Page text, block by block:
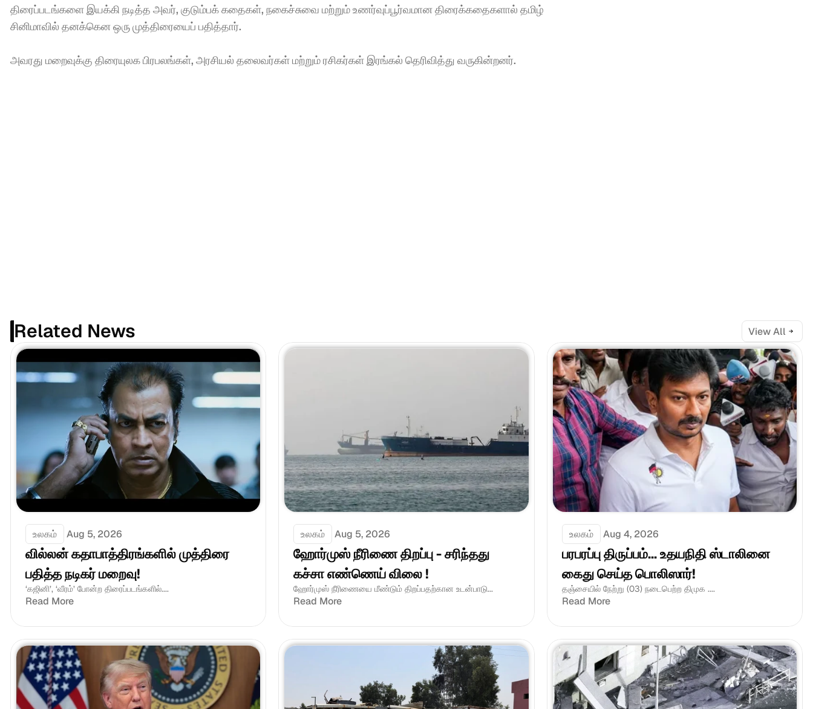
திரைப்படங்களை இயக்கி நடித்த அவர், குடும்பக் கதைகள், நகைச்சுவை மற்றும் உணர்வுப்பூர்வமான திரைக்கதைகளால் தமிழ்
சினிமாவில் தனக்கென ஒரு முத்திரையைப் பதித்தார்.
அவரது மறைவுக்கு திரையுலக பிரபலங்கள், அரசியல் தலைவர்கள் மற்றும் ரசிகர்கள் இரங்கல் தெரிவித்து வருகின்றனர்.
Related News View All
உலகம் Aug 5, 2026
வில்லன் கதாபாத்திரங்களில் முத்திரை
பதித்த நடிகர் மறைவு!
‘கஜினி’, ‘வீரம்’ போன்ற திரைப்படங்களில்....
Read More
உலகம் Aug 5, 2026
ஹோர்முஸ் நீரிணை திறப்பு - சரிந்தது
கச்சா எண்ணெய் விலை !
ஹோர்முஸ் நீரிணையை மீண்டும் திறப்பதற்கான உடன்பாடு...
Read More
உலகம் Aug 4, 2026
பரபரப்பு திருப்பம்... உதயநிதி ஸ்டாலினை
கைது செய்த பொலிஸார்!
தஞ்சையில் நேற்று (03) நடைபெற்ற திமுக ....
Read More